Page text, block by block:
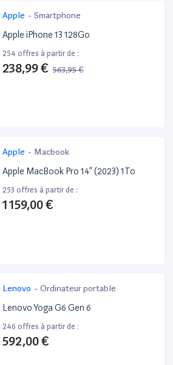
Apple - Smartphone
Apple iPhone 13 128Go
254 offres à partir de :
238,99 € 563,95 €
Apple - Macbook
Apple MacBook Pro 14” (2023) 1To
253 offres à partir de :
1 159,00 €
Lenovo - Ordinateur portable
Lenovo Yoga G6 Gen 6
246 offres à partir de :
592,00 €